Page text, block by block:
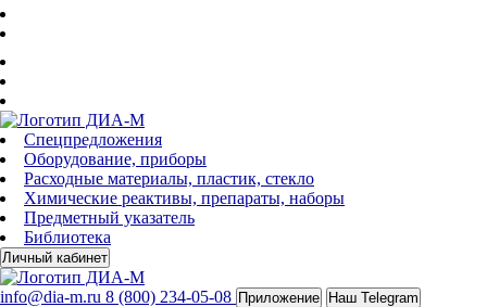
Спецпредложения
Оборудование, приборы
Расходные материалы, пластик, стекло
Химические реактивы, препараты, наборы
Предметный указатель
Библиотека
Личный кабинет
info@dia-m.ru 8 (800) 234-05-08 Приложение Наш Telegram